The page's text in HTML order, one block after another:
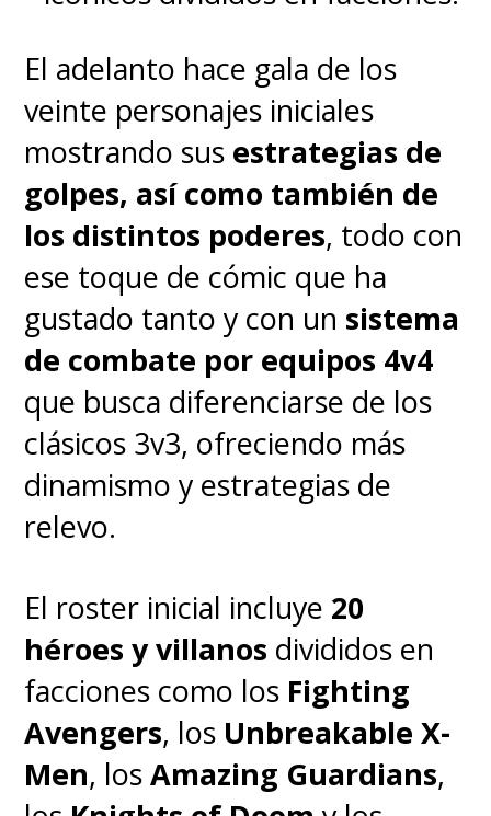
que ya ha hecho el estudio con
anterioridad desde queDon
Cheadletomara el lugar de
Terrence HowardcomoJames
Rhodesen Iron Man 2.
Tampoco es que modificar los
planes sea algo inédito en
Marvel.¿Recuerdan la película
de losInhumanosque nunca
fue? ¿O que la serie deArmor
Warsahora sea una película?
actualizaciones por parte de
Marvel Studios, perola opción
del Doctor Doom como nuevo
gran antagonista de la saga
no suena mal en el papel.
El adelanto hace gala de los
veinte personajes iniciales
mostrando sus estrategias de
golpes, así como también de
los distintos poderes, todo con
ese toque de cómic que ha
gustado tanto y con un sistema
de combate por equipos 4v4
que busca diferenciarse de los
clásicos 3v3, ofreciendo más
dinamismo y estrategias de
relevo.
El roster inicial incluye 20
héroes y villanos divididos en
facciones como los Fighting
Avengers, los Unbreakable X-
Men, losAmazing Guardians,